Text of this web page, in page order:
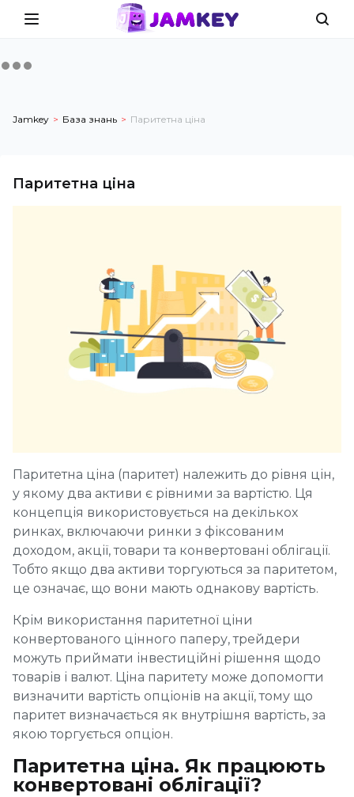
Jamkey База знань Паритетна ціна
Паритетна ціна
Паритетна ціна (паритет) належить до рівня цін,
у якому два активи є рівними за вартістю. Ця
концепція використовується на декількох
ринках, включаючи ринки з фіксованим
доходом, акції, товари та конвертовані облігації.
Тобто якщо два активи торгуються за паритетом,
це означає, що вони мають однакову вартість.
Крім використання паритетної ціни
конвертованого цінного паперу, трейдери
можуть приймати інвестиційні рішення щодо
товарів і валют. Ціна паритету може допомогти
визначити вартість опціонів на акції, тому що
паритет визначається як внутрішня вартість, за
якою торгується опціон.
Паритетна ціна. Як працюють
конвертовані облігації?